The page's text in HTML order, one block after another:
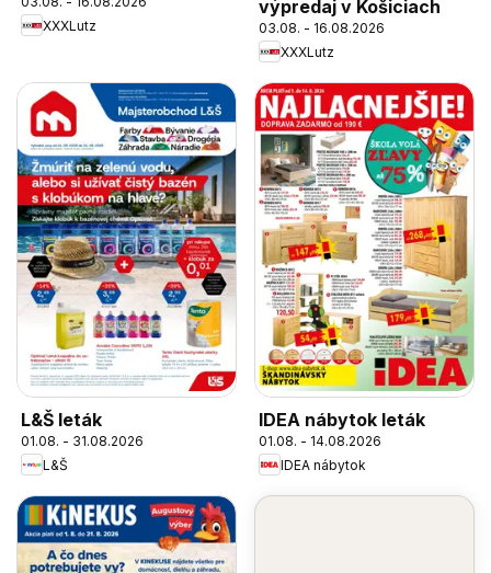
XXXLutz
výpredaj v Košiciach
03.08. - 16.08.2026
XXXLutz
L&Š leták
01.08. - 31.08.2026
L&Š
IDEA nábytok leták
01.08. - 14.08.2026
IDEA nábytok